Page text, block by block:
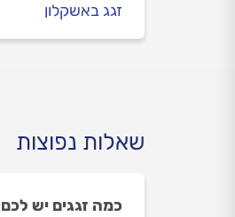
זגג באשקלון
שאלות נפוצות
כמה זגגים יש